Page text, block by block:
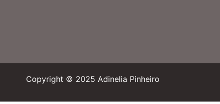
Copyright © 2025 Adinelia Pinheiro